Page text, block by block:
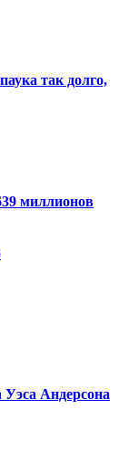
так долго,
миллионов
Андерсона